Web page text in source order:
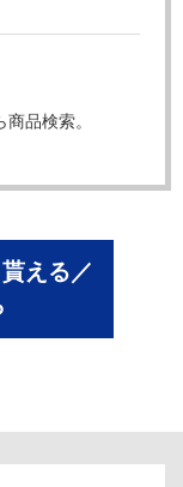
品検索。
える／